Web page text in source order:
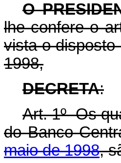
O
lhe confere o
vista o disposto
1998,
DECRETA:
Art. 1º Os
do Banco
maio de 1998,